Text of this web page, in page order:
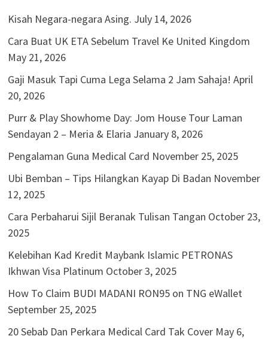
Kisah Negara-negara Asing. July 14, 2026
Cara Buat UK ETA Sebelum Travel Ke United Kingdom
May 21, 2026
Gaji Masuk Tapi Cuma Lega Selama 2 Jam Sahaja! April
20, 2026
Purr & Play Showhome Day: Jom House Tour Laman
Sendayan 2 – Meria & Elaria January 8, 2026
Pengalaman Guna Medical Card November 25, 2025
Ubi Bemban – Tips Hilangkan Kayap Di Badan November
12, 2025
Cara Perbaharui Sijil Beranak Tulisan Tangan October 23,
2025
Kelebihan Kad Kredit Maybank Islamic PETRONAS
Ikhwan Visa Platinum October 3, 2025
How To Claim BUDI MADANI RON95 on TNG eWallet
September 25, 2025
20 Sebab Dan Perkara Medical Card Tak Cover May 6,